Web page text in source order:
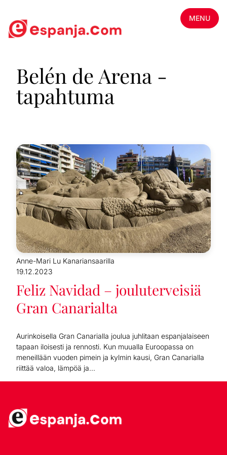
MENU
Belén de Arena -
tapahtuma
Anne-Mari Lu Kanariansaarilla
19.12.2023
Feliz Navidad – jouluterveisiä
Gran Canarialta
Aurinkoisella Gran Canarialla joulua juhlitaan espanjalaiseen
tapaan iloisesti ja rennosti. Kun muualla Euroopassa on
meneillään vuoden pimein ja kylmin kausi, Gran Canarialla
riittää valoa, lämpöä ja...